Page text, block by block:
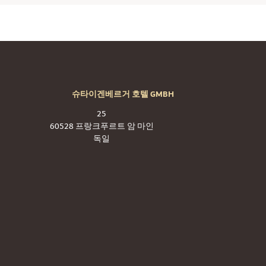
슈타이겐베르거 호텔 GMBH
25
60528 프랑크푸르트 암 마인
독일